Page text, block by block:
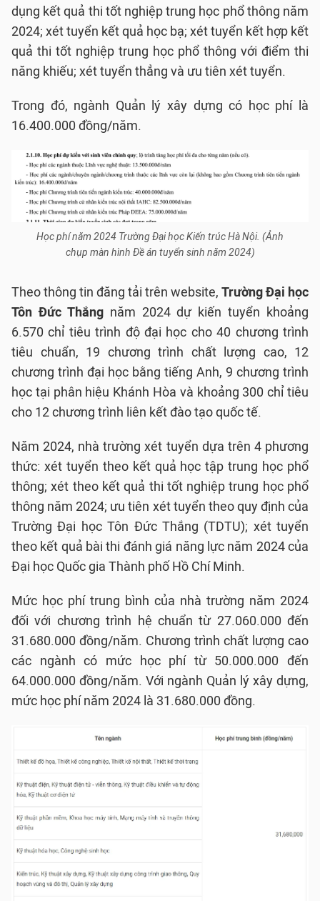
dụng kết quả thi tốt nghiệp trung học phổ thông năm
2024; xét tuyển kết quả học bạ; xét tuyển kết hợp kết
quả thi tốt nghiệp trung học phổ thông với điểm thi
năng khiếu; xét tuyển thẳng và ưu tiên xét tuyển.
Trong đó, ngành Quản lý xây dựng có học phí là
16.400.000 đồng/năm.
Học phí năm 2024 Trường Đại học Kiến trúc Hà Nội. (Ảnh
chụp màn hình Đề án tuyển sinh năm 2024)
Theo thông tin đăng tải trên website, Trường Đại học
Tôn Đức Thắng năm 2024 dự kiến tuyển khoảng
6.570 chỉ tiêu trình độ đại học cho 40 chương trình
tiêu chuẩn, 19 chương trình chất lượng cao, 12
chương trình đại học bằng tiếng Anh, 9 chương trình
học tại phân hiệu Khánh Hòa và khoảng 300 chỉ tiêu
cho 12 chương trình liên kết đào tạo quốc tế.
Năm 2024, nhà trường xét tuyển dựa trên 4 phương
thức: xét tuyển theo kết quả học tập trung học phổ
thông; xét theo kết quả thi tốt nghiệp trung học phổ
thông năm 2024; ưu tiên xét tuyển theo quy định của
Trường Đại học Tôn Đức Thắng (TDTU); xét tuyển
theo kết quả bài thi đánh giá năng lực năm 2024 của
Đại học Quốc gia Thành phố Hồ Chí Minh.
Mức học phí trung bình của nhà trường năm 2024
đối với chương trình hệ chuẩn từ 27.060.000 đến
31.680.000 đồng/năm. Chương trình chất lượng cao
các ngành có mức học phí từ 50.000.000 đến
64.000.000 đồng/năm. Với ngành Quản lý xây dựng,
mức học phí năm 2024 là 31.680.000 đồng.